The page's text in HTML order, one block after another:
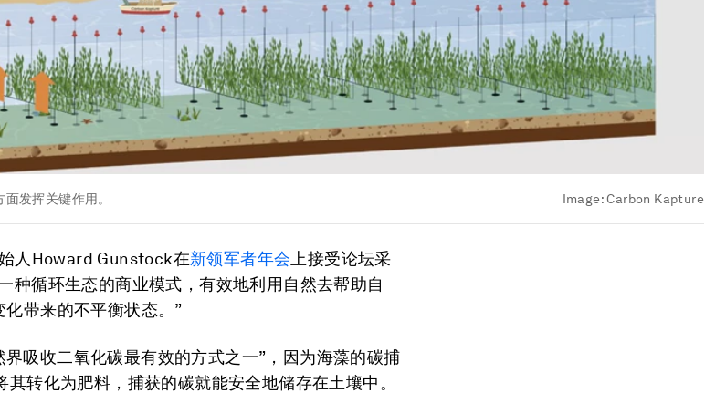
发挥关键作用。 Image:Carbon Kapture
人Howard Gunstock在新领军者年会 上接受论坛采
种循环生态的商业模式，有效地利用自然去帮助自
带来的不平衡状态。”
吸收二氧化碳最有效的方式之一”，因为海藻的碳捕
转化为肥料，捕获的碳就能安全地储存在土壤中。